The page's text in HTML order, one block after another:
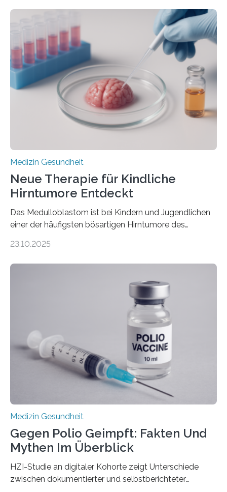
im Journal Circulation, warum der Energietransport bei
der Hypertrophen Kardiomyopathie (HCM) versagen
kann und wie sich durch eine Verringerung der
Herzbelastung und des oxidativen Stresses
Rhythmusstörungen reduzieren lassen. Würzburg. Die
hypertrophe Kardiomyopathie (HCM) ist die häufigste
erblich bedingte Herzerkrankung. Sie führt dazu, dass
sich die linke Herzkammer verdickt, der Herzmuskel zu
stark kontrahiert…
Medizin Gesundheit
Neue Therapie für Kindliche
Hirntumore Entdeckt
Das Medulloblastom ist bei Kindern und Jugendlichen
einer der häufigsten bösartigen Hirntumore des
Betroffenen können mit heutigen Methoden geheilt
Dringend benötigt werden zielgerichtete Therapien, die
nur Tumorschwachstellen angreifen und normales
Gewebe verschonen. Forschende um Daniel Merk vom
Hertie-Institut für klinische Hirnforschung am
Universitätsklinikum Tübingen haben eine solche
Schwachstelle im Erbgut einer Untergruppe des
Medulloblastoms gefunden. Die Wilhelm Sander-
Stiftung unterstützte das Projekt…
23.10.2025
Medizin Gesundheit
Gegen Polio Geimpft: Fakten Und
Mythen Im Überblick
HZI-Studie an digitaler Kohorte zeigt Unterschiede
zwischen dokumentierter und selbstberichteter